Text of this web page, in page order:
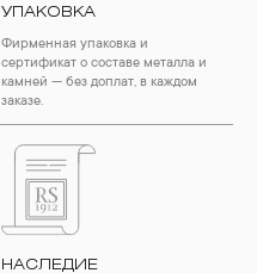
УПАКОВКА
Фирменная упаковка и
сертификат о составе металла и
камней — без доплат, в каждом
заказе.
НАСЛЕДИЕ